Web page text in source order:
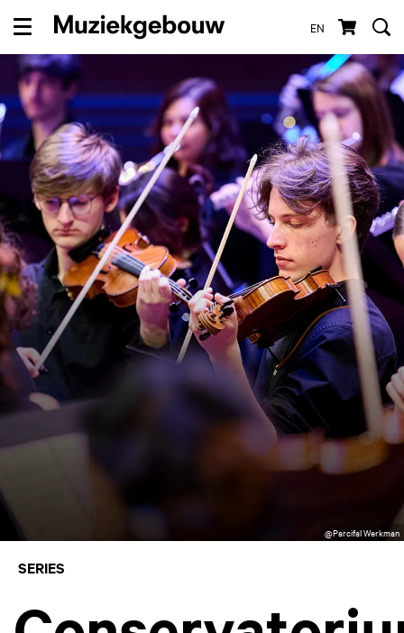
EN
Menu
@Parcifal Werkman
SERIES